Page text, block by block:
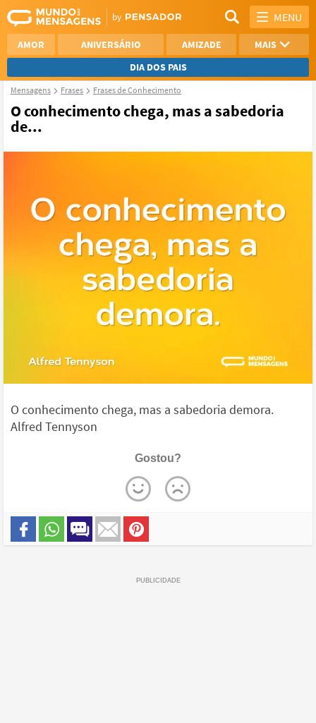
MENU
AMOR ANIVERSÁRIO AMIZADE
MAIS
DIA DOS PAIS
REFLEXÃO
AGRADECIMENTO
Mensagens Frases Frases de Conhecimento
O conhecimento chega, mas a sabedoria
de...
O conhecimento chega, mas a sabedoria demora.
Alfred Tennyson
Gostou?